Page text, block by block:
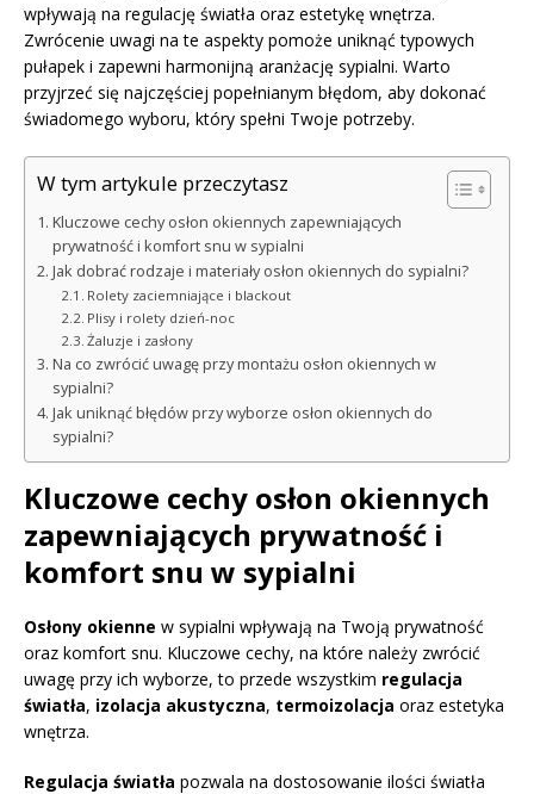
wpływają na regulację światła oraz estetykę wnętrza.
Zwrócenie uwagi na te aspekty pomoże uniknąć typowych
pułapek i zapewni harmonijną aranżację sypialni. Warto
przyjrzeć się najczęściej popełnianym błędom, aby dokonać
świadomego wyboru, który spełni Twoje potrzeby.
W tym artykule przeczytasz
Kluczowe cechy osłon okiennych zapewniających
prywatność i komfort snu w sypialni
Jak dobrać rodzaje i materiały osłon okiennych do sypialni?
Rolety zaciemniające i blackout
Plisy i rolety dzień-noc
Żaluzje i zasłony
Na co zwrócić uwagę przy montażu osłon okiennych w
sypialni?
Jak uniknąć błędów przy wyborze osłon okiennych do
sypialni?
Kluczowe cechy osłon okiennych
zapewniających prywatność i
komfort snu w sypialni
Osłony okienne w sypialni wpływają na Twoją prywatność
oraz komfort snu. Kluczowe cechy, na które należy zwrócić
uwagę przy ich wyborze, to przede wszystkim regulacja
światła, izolacja akustyczna, termoizolacja oraz estetyka
wnętrza.
Regulacja światła pozwala na dostosowanie ilości światła